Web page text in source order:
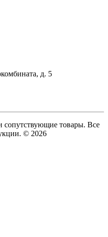
д. 5
сопутствующие товары. Все
© 2026